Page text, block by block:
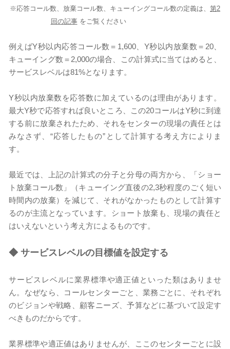
※応答コール数、放棄コール数、キューイングコール数の定義は、 第2
回の記事をご覧ください
例えばY秒以内応答コール数＝1,600、Y秒以内放棄数＝20、
キューイング数＝2,000の場合、この計算式に当てはめると、
サービスレベルは81%となります。
Y秒以内放棄数を応答数に加えているのは理由があります。
最大Y秒で応答すれば良いところ、この20コールはY秒に到達
する前に放棄されたため、それをセンターの現場の責任とは
みなさず、“応答したもの”として計算する考え方によりま
す。
最近では、上記の計算式の分子と分母の両方から、「ショー
ト放棄コール数」（キューイング直後の2,3秒程度のごく短い
時間内の放棄）を減じて、それがなかったものとして計算す
るのが主流となっています。ショート放棄も、現場の責任と
はいえないという考え方によるものです。
◆ サービスレベルの目標値を設定する
サービスレベルに業界標準や適正値といった類はありませ
ん。なぜなら、コールセンターごと、業務ごとに、それぞれ
のビジョンや戦略、顧客ニーズ、予算などに基づいて設定す
べきものだからです。
業界標準や適正値はありませんが、ここのセンターごとに設